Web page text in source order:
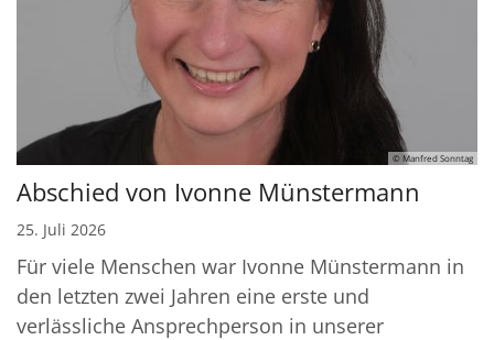
© Manfred Sonntag
Abschied von Ivonne Münstermann
25. Juli 2026
Für viele Menschen war Ivonne Münstermann in
den letzten zwei Jahren eine erste und
verlässliche Ansprechperson in unserer